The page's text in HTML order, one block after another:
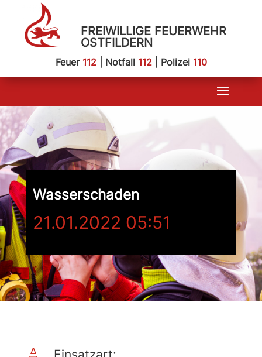
FREIWILLIGE FEUERWEHR
OSTFILDERN
Feuer 112| Notfall 112| Polizei 110
Wasserschaden
21.01.2022 05:51